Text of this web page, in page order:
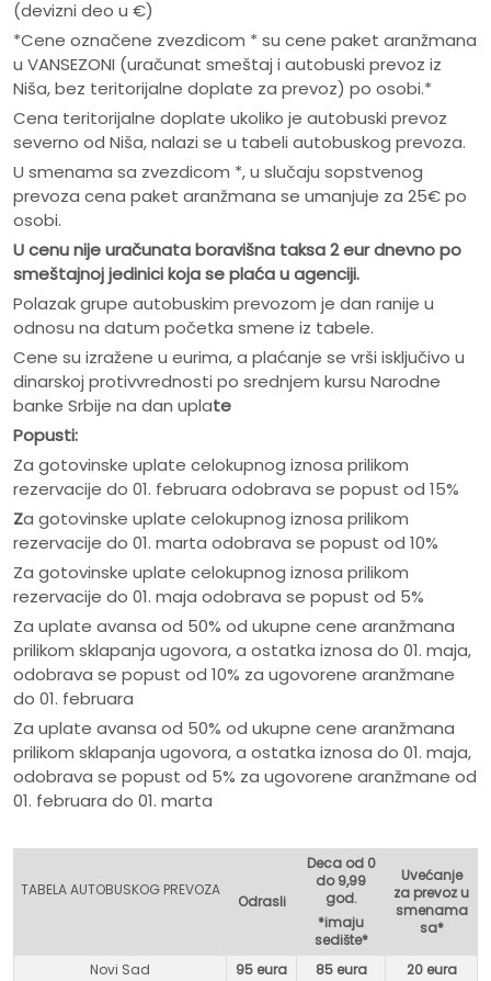
(devizni deo u €)
*Cene označene zvezdicom * su cene paket aranžmana
u VANSEZONI (uračunat smeštaj i autobuski prevoz iz
Niša, bez teritorijalne doplate za prevoz) po osobi.*
Cena teritorijalne doplate ukoliko je autobuski prevoz
severno od Niša, nalazi se u tabeli autobuskog prevoza.
U smenama sa zvezdicom *, u slučaju sopstvenog
prevoza cena paket aranžmana se umanjuje za 25€ po
osobi.
U cenu nije uračunata boravišna taksa 2 eur dnevno po
smeštajnoj jedinici koja se plaća u agenciji.
Polazak grupe autobuskim prevozom je dan ranije u
odnosu na datum početka smene iz tabele.
Cene su izražene u eurima, a plaćanje se vrši isključivo u
dinarskoj protivvrednosti po srednjem kursu Narodne
banke Srbije na dan uplate
Popusti:
Za gotovinske uplate celokupnog iznosa prilikom
rezervacije do 01. februara odobrava se popust od 15%
Za gotovinske uplate celokupnog iznosa prilikom
rezervacije do 01. marta odobrava se popust od 10%
Za gotovinske uplate celokupnog iznosa prilikom
rezervacije do 01. maja odobrava se popust od 5%
Za uplate avansa od 50% od ukupne cene aranžmana
prilikom sklapanja ugovora, a ostatka iznosa do 01. maja,
odobrava se popust od 10% za ugovorene aranžmane
do 01. februara
Za uplate avansa od 50% od ukupne cene aranžmana
prilikom sklapanja ugovora, a ostatka iznosa do 01. maja,
odobrava se popust od 5% za ugovorene aranžmane od
01. februara do 01. marta
TABELA AUTOBUSKOG PREVOZA
Odrasli
Deca od 0
do 9,99
god.
*imaju
sedište*
Uvećanje
za prevoz u
smenama
sa*
Novi Sad 95 eura 85 eura
20 eura